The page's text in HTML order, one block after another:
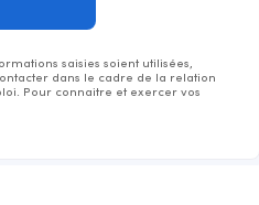
saisies soient utilisées,
dans le cadre de la relation
Pour connaitre et exercer vos